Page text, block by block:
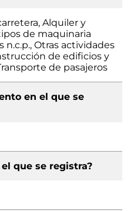
Alquiler y
de maquinaria
Otras actividades
de edificios y
de pasajeros
en el que se
que se registra?